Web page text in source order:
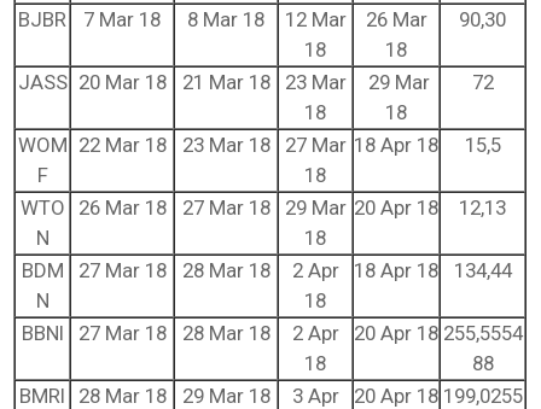
BJBR 7 Mar 18 8 Mar 18
12 Mar
18
26 Mar
18
90,30
JASS 20 Mar 18 21 Mar 18
23 Mar
18
29 Mar
18
72
WOM
F
22 Mar 18 23 Mar 18
27 Mar
18
18 Apr 18 15,5
WTO
N
26 Mar 18 27 Mar 18
29 Mar
18
20 Apr 18 12,13
BDM
N
27 Mar 18 28 Mar 18
2 Apr
18
18 Apr 18 134,44
BBNI 27 Mar 18 28 Mar 18
2 Apr
18
20 Apr 18 255,5554
88
BMRI
28 Mar 18 29 Mar 18
3 Apr
20 Apr 18 199,0255